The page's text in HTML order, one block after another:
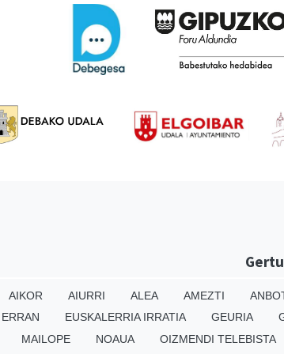
AIKOR AIURRI ALEA AMEZTI
ERRAN EUSKALERRIA IRRATIA GEURIA
MAILOPE NOAUA OIZMENDI TELEBISTA